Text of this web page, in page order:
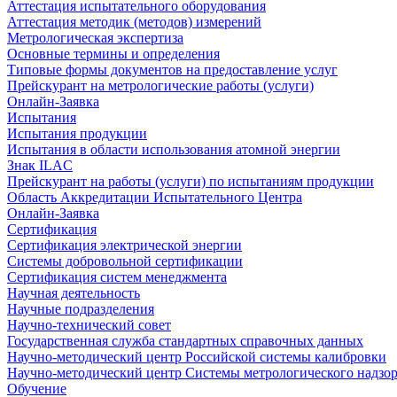
Аттестация испытательного оборудования
Аттестация методик (методов) измерений
Метрологическая экспертиза
Основные термины и определения
Типовые формы документов на предоставление услуг
Прейскурант на метрологические работы (услуги)
Онлайн-Заявка
Испытания
Испытания продукции
Испытания в области использования атомной энергии
Знак ILAC
Прейскурант на работы (услуги) по испытаниям продукции
Область Аккредитации Испытательного Центра
Онлайн-Заявка
Сертификация
Сертификация электрической энергии
Системы добровольной сертификации
Сертификация систем менеджмента
Научная деятельность
Научные подразделения
Научно-технический совет
Государственная служба стандартных справочных данных
Научно-методический центр Российской системы калибровки
Научно-методический центр Системы метрологического
Обучение